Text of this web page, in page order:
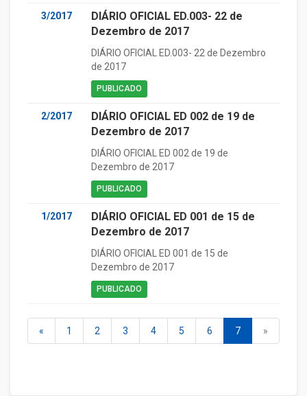
3/2017
DIÁRIO OFICIAL ED.003- 22 de
Dezembro de 2017
DIÁRIO OFICIAL ED.003- 22 de Dezembro
de 2017
PUBLICADO
2/2017
DIÁRIO OFICIAL ED 002 de 19 de
Dezembro de 2017
DIÁRIO OFICIAL ED 002 de 19 de
Dezembro de 2017
PUBLICADO
1/2017
DIÁRIO OFICIAL ED 001 de 15 de
Dezembro de 2017
DIÁRIO OFICIAL ED 001 de 15 de
Dezembro de 2017
PUBLICADO
« 1 2 3 4 5 6 7 »